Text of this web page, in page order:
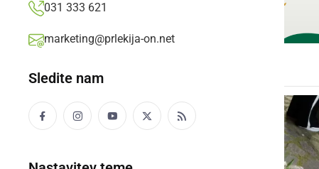
031 333 621
marketing@prlekija-on.net
Sledite nam